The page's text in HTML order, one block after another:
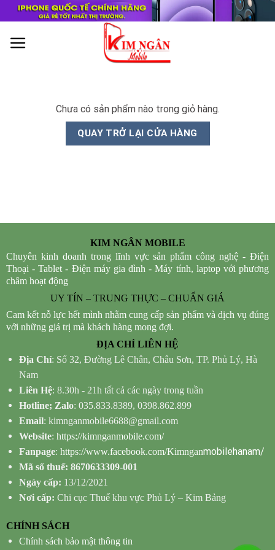
Skip
to
content
Chưa có sản phẩm nào trong giỏ hàng.
QUAY TRỞ LẠI CỬA HÀNG
KIM NGÂN MOBILE
Chuyên kinh doanh trong lĩnh vực sản phẩm công nghệ - Điện
Thoại - Tablet - Điện máy gia đình - Máy tính, laptop với phương
châm hoạt động
UY TÍN – TRUNG THỰC – CHUẨN GIÁ
Cam kết nỗ lực hết mình nhằm cung cấp sản phẩm và dịch vụ đúng
với những giá trị mà khách hàng mong đợi.
ĐỊA CHỈ LIÊN HỆ
Địa Chỉ: Số 32, Đường Lê Chân, Châu Sơn, TP. Phủ Lý, Hà
Nam
Liên Hệ: 8.30h - 21h tất cả các ngày trong tuần
Hotline; Zalo: 035.833.8389, 0398.862.899
Email: kimnganmobile6688@gmail.com
Website: https://kimnganmobile.com/
Fanpage: https://www.facebook.com/Kimnganmobilehanam/
Mã số thuế: 8670633309-001
Ngày cấp: 13/12/2021
Nơi cấp: Chi cục Thuế khu vực Phủ Lý – Kim Bảng
CHÍNH SÁCH
Chính sách bảo mật thông tin